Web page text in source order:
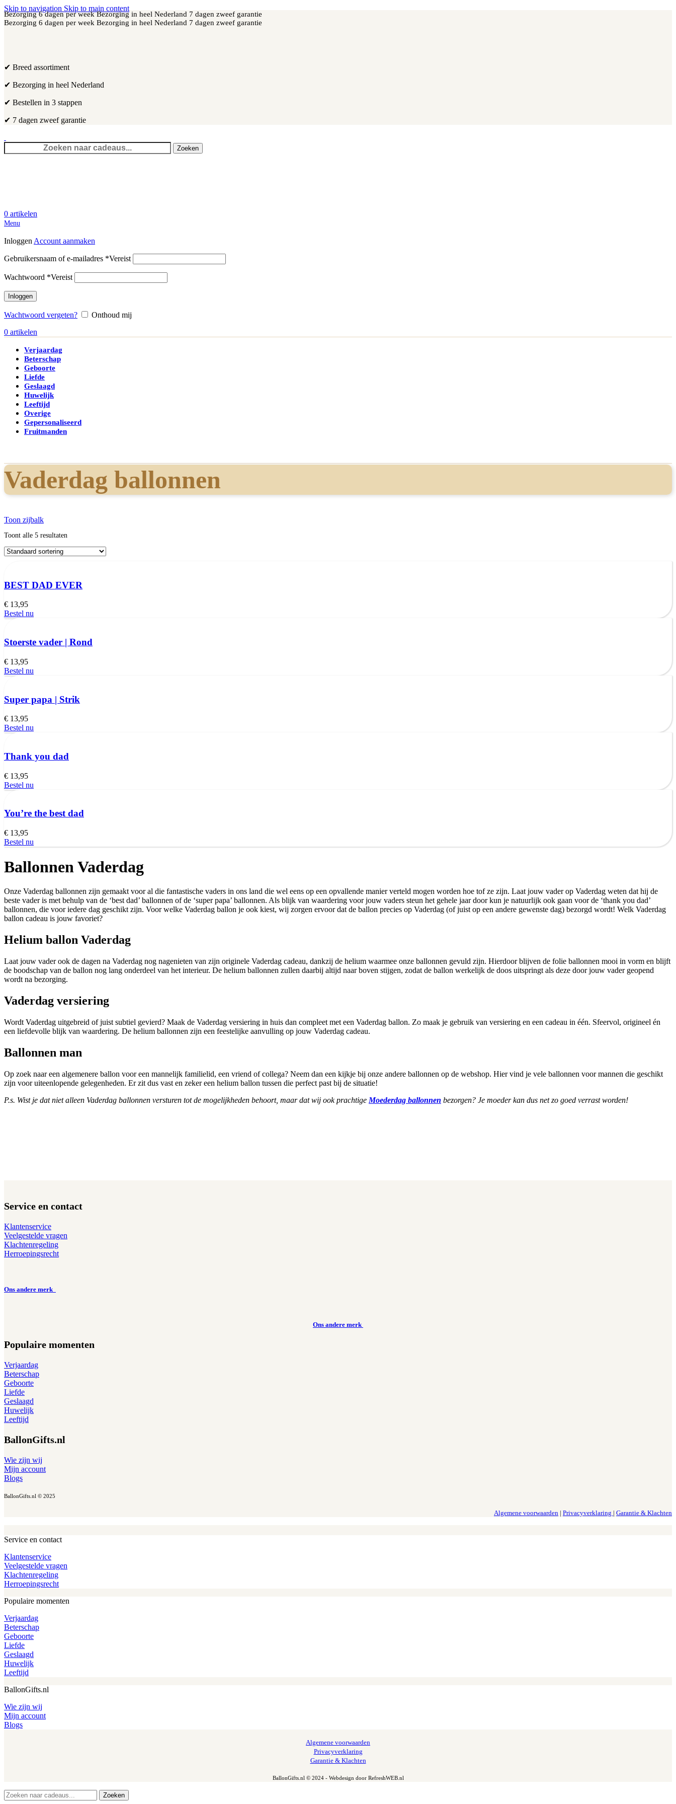
Skip to navigation Skip to main content
Bezorging 6 dagen per weekBezorging in heel Nederland 7 dagen zweef garantie
Bezorging 6 dagen per week Bezorging in heel Nederland 7 dagen zweef garantie
✔ Breed assortiment
✔ Bezorging in heel Nederland
✔ Bestellen in 3 stappen
✔ 7 dagen zweef garantie
Zoeken
0 artikelen
Menu
Inloggen Account aanmaken
Gebruikersnaam of e-mailadres *Vereist
Wachtwoord *Vereist
Inloggen
Wachtwoord vergeten?
Onthoud mij
0 artikelen
Verjaardag
Beterschap
Geboorte
Liefde
Geslaagd
Huwelijk
Leeftijd
Overige
Gepersonaliseerd
Fruitmanden
Vaderdag ballonnen
Toon zijbalk
Toont alle 5 resultaten
BEST DAD EVER
€ 13,95
Bestel nu
Stoerste vader | Rond
€ 13,95
Bestel nu
Super papa | Strik
€ 13,95
Bestel nu
Thank you dad
€ 13,95
Bestel nu
You’re the best dad
€ 13,95
Bestel nu
Ballonnen Vaderdag
Onze Vaderdag ballonnen zijn gemaakt voor al die fantastische vaders in ons land die wel eens op een opvallende manier verteld mogen worden hoe tof ze zijn. Laat jouw vader op Vaderdag weten dat hij de
beste vader is met behulp van de ‘best dad’ ballonnen of de ‘super papa’ ballonnen. Als blijk van waardering voor jouw vaders steun het gehele jaar door kun je natuurlijk ook gaan voor de ‘thank you dad’
ballonnen, die voor iedere dag geschikt zijn. Voor welke Vaderdag ballon je ook kiest, wij zorgen ervoor dat de ballon precies op Vaderdag (of juist op een andere gewenste dag) bezorgd wordt! Welk Vaderdag
ballon cadeau is jouw favoriet?
Helium ballon Vaderdag
Laat jouw vader ook de dagen na Vaderdag nog nagenieten van zijn originele Vaderdag cadeau, dankzij de helium waarmee onze ballonnen gevuld zijn. Hierdoor blijven de folie ballonnen mooi in vorm en blijft
de boodschap van de ballon nog lang onderdeel van het interieur. De helium ballonnen zullen daarbij altijd naar boven stijgen, zodat de ballon werkelijk de doos uitspringt als deze door jouw vader geopend
wordt na bezorging.
Vaderdag versiering
Wordt Vaderdag uitgebreid of juist subtiel gevierd? Maak de Vaderdag versiering in huis dan compleet met een Vaderdag ballon. Zo maak je gebruik van versiering en een cadeau in één. Sfeervol, origineel én
een liefdevolle blijk van waardering. De helium ballonnen zijn een feestelijke aanvulling op jouw Vaderdag cadeau.
Ballonnen man
Op zoek naar een algemenere ballon voor een mannelijk familielid, een vriend of collega? Neem dan een kijkje bij onze andere ballonnen op de webshop. Hier vind je vele ballonnen voor mannen die geschikt
zijn voor uiteenlopende gelegenheden. Er zit dus vast en zeker een helium ballon tussen die perfect past bij de situatie!
P.s. Wist je dat niet alleen Vaderdag ballonnen versturen tot de mogelijkheden behoort, maar dat wij ook prachtige Moederdag ballonnen bezorgen? Je moeder kan dus net zo goed verrast worden!
Service en contact
Klantenservice
Veelgestelde vragen
Klachtenregeling
Herroepingsrecht
Ons andere merk
Ons andere merk
Populaire momenten
Verjaardag
Beterschap
Geboorte
Liefde
Geslaagd
Huwelijk
Leeftijd
BallonGifts.nl
Wie zijn wij
Mijn account
Blogs
BallonGifts.nl © 2025
Algemene voorwaarden | Privacyverklaring | Garantie & Klachten
Service en contact
Klantenservice
Veelgestelde vragen
Klachtenregeling
Herroepingsrecht
Populaire momenten
Verjaardag
Beterschap
Geboorte
Liefde
Geslaagd
Huwelijk
Leeftijd
BallonGifts.nl
Wie zijn wij
Mijn account
Blogs
Algemene voorwaarden
Privacyverklaring
Garantie & Klachten
BallonGifts.nl © 2024 - Webdesign door RefreshWEB.nl
Zoeken